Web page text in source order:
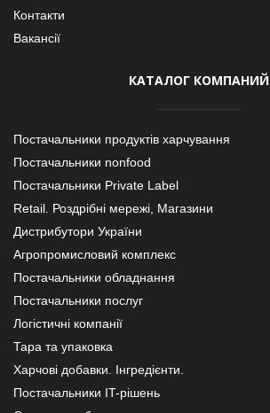
Контакти
Вакансії
КАТАЛОГ КОМПАНИЙ
Постачальники продуктів харчування
Постачальники nonfood
Постачальники Private Label
Retail. Роздрібні мережі, Магазини
Дистрибутори України
Агропромисловий комплекс
Постачальники обладнання
Постачальники послуг
Логістичні компанії
Тара та упаковка
Харчові добавки. Інгредієнти.
Постачальники IT-рішень